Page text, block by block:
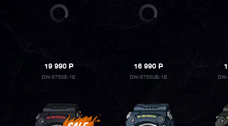
19 990P
DW-5750E-1E
16 990P
DW-5750UE-1E